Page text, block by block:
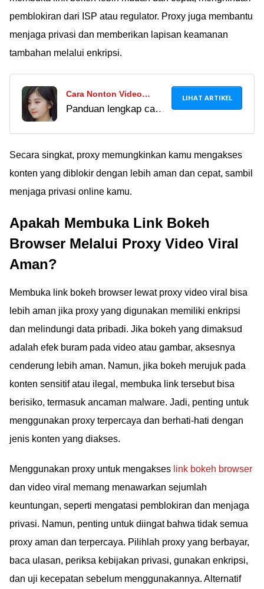
pemblokiran dari ISP atau regulator. Proxy juga membantu
menjaga privasi dan memberikan lapisan keamanan
tambahan melalui enkripsi.
Cara Nonton Video
Bokeh Japanese Word
Durasi Menggunakan
Xnxubd VPN Browser
Download Video Chrome
Panduan lengkap cara
full version download
mp3 full durasi
menggunakan xnxubd
video chrome terbaru
indonesia apk.
LIHAT ARTIKEL
Secara singkat, proxy memungkinkan kamu mengakses
konten yang diblokir dengan lebih aman dan cepat, sambil
menjaga privasi online kamu.
Apakah Membuka Link Bokeh
Browser Melalui Proxy Video Viral
Aman?
Membuka link bokeh browser lewat proxy video viral bisa
lebih aman jika proxy yang digunakan memiliki enkripsi
dan melindungi data pribadi. Jika bokeh yang dimaksud
adalah efek buram pada video atau gambar, aksesnya
cenderung lebih aman. Namun, jika bokeh merujuk pada
konten sensitif atau ilegal, membuka link tersebut bisa
berisiko, termasuk ancaman malware. Jadi, penting untuk
menggunakan proxy terpercaya dan berhati-hati dengan
jenis konten yang diakses.
Menggunakan proxy untuk mengakses link bokeh browser
dan video viral memang menawarkan sejumlah
keuntungan, seperti mengatasi pemblokiran dan menjaga
privasi. Namun, penting untuk diingat bahwa tidak semua
proxy aman dan terpercaya. Pilihlah proxy yang berbayar,
baca ulasan, periksa kebijakan privasi, gunakan enkripsi,
dan uji kecepatan sebelum menggunakannya. Alternatif